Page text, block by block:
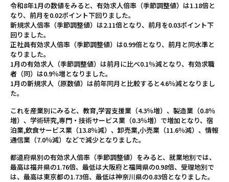
提携
リン
令和8年1月の数値をみると、有効求人倍率（季節調整値）は1.18倍と
なり、前月を0.02ポイント下回りました。
新規求人倍率（季節調整値）は2.11倍となり、前月を0.03ポイント下
回りました。
正社員有効求人倍率（季節調整値）は0.99倍となり、前月と同水準と
なりました。
1月の有効求人（季節調整値）は前月に比べ0.1％減となり、有効求職
者（同）は0.9％増となりました。
1月の新規求人（原数値）は前年同月と比較すると4.6％減となりまし
た。
これを産業別にみると、教育,学習支援業（4.3％増）、製造業（0.8％
増）、学術研究,専門・技術サービス業（0.3％増）で増加となり、宿
泊業,飲食サービス業（13.8％減）、卸売業,小売業（11.6％減）、情報
通信業（7.0％減）などで減少となりました。
都道府県別の有効求人倍率（季節調整値）をみると、就業地別では、
最高は福井県の1.76倍、最低は大阪府と福岡県の0.98倍、受理地別で
は、最高は東京都の1.73倍、最低は神奈川県の0.83倍となりました。